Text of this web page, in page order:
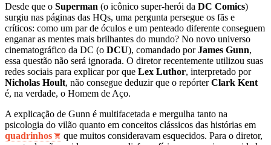
Desde que o Superman (o icônico super-herói da DC Comics)
surgiu nas páginas das HQs, uma pergunta persegue os fãs e
críticos: como um par de óculos e um penteado diferente conseguem
enganar as mentes mais brilhantes do mundo? No novo universo
cinematográfico da DC (o DCU), comandado porJames Gunn,
essa questão não será ignorada. O diretor recentemente utilizou suas
redes sociais para explicar por que Lex Luthor, interpretado por
Nicholas Hoult, não consegue deduzir que o repórterClark Kent
é, na verdade, o Homem de Aço.
A explicação de Gunn é multifacetada e mergulha tanto na
psicologia do vilão quanto em conceitos clássicos das histórias em
quadrinhos
que muitos consideravam esquecidos. Para o diretor,